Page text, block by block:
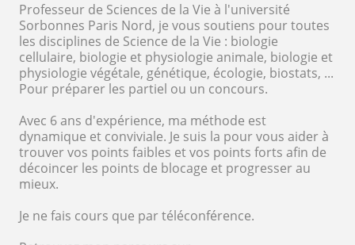
Professeur de Sciences de la Vie à l'université
Sorbonnes Paris Nord, je vous soutiens pour toutes
les disciplines de Science de la Vie : biologie
cellulaire, biologie et physiologie animale, biologie et
physiologie végétale, génétique, écologie, biostats, ...
Pour préparer les partiel ou un concours.
Avec 6 ans d'expérience, ma méthode est
dynamique et conviviale. Je suis la pour vous aider à
trouver vos points faibles et vos points forts afin de
décoincer les points de blocage et progresser au
mieux.
Je ne fais cours que par téléconférence.